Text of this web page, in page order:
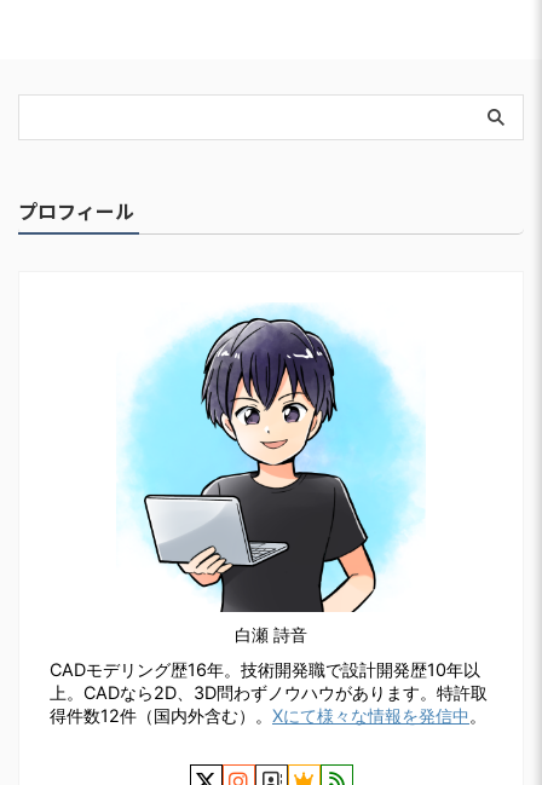
プロフィール
白瀬 詩音
CADモデリング歴16年。技術開発職で設計開発歴10年以
上。CADなら2D、3D問わずノウハウがあります。特許取
得件数12件（国内外含む）。 Xにて様々な情報を発信中 。